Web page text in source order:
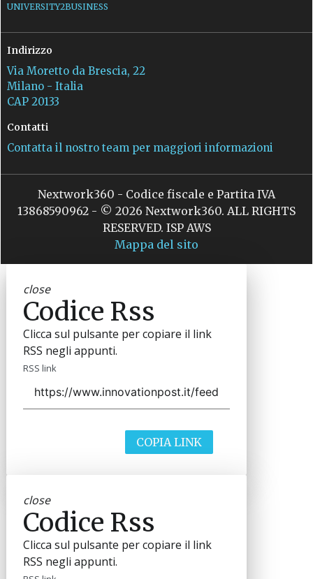
UNIVERSITY2BUSINESS
Indirizzo
Via Moretto da Brescia, 22
Milano - Italia
CAP 20133
Contatti
Contatta il nostro team per maggiori informazioni
Nextwork360 - Codice fiscale e Partita IVA
13868590962 - © 2026 Nextwork360. ALL RIGHTS
RESERVED. ISP AWS
Mappa del sito
close
Codice Rss
Clicca sul pulsante per copiare il link
RSS negli appunti.
RSS link
COPIA LINK
close
Codice Rss
Clicca sul pulsante per copiare il link
RSS negli appunti.